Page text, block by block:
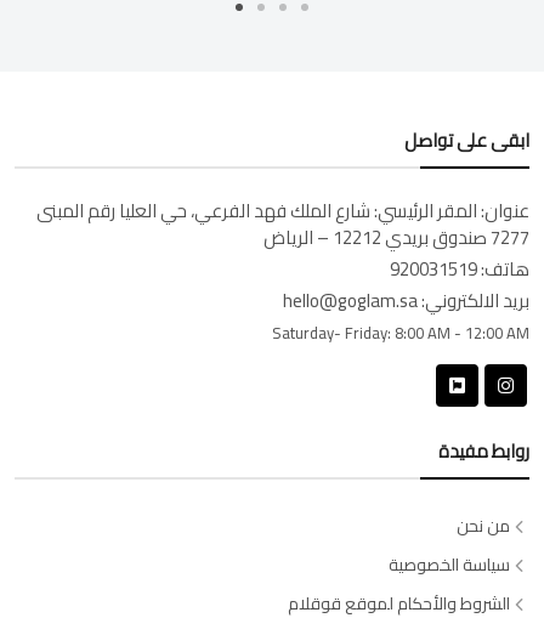
ابقى على تواصل
عنوان:المقر الرئيسي: شارع الملك فهد الفرعي، حي العليا رقم المبنى
7277 صندوق بريدي 12212 – الرياض
هاتف:920031519
بريد الالكتروني:hello@goglam.sa
Saturday- Friday: 8:00 AM - 12:00 AM
روابط مفيدة
من نحن
سياسة الخصوصية
الشروط والأحكام لموقع قوقلام